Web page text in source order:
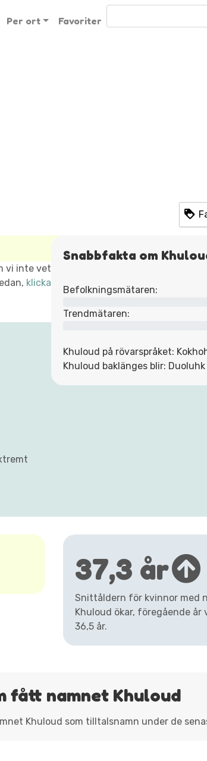
Per ort Favoriter
Snabbfakta om
Befolkningsmätaren:
Trendmätaren:
Khuloud på rövarspråket:
Khuloud baklänges blir: Duoluhk
vi inte vet
klicka
37,3 år
Snittåldern för kvinnor med
Khuloud ökar, föregående år
36,5 år.
fått namnet Khuloud
Khuloud som tilltalsnamn under de